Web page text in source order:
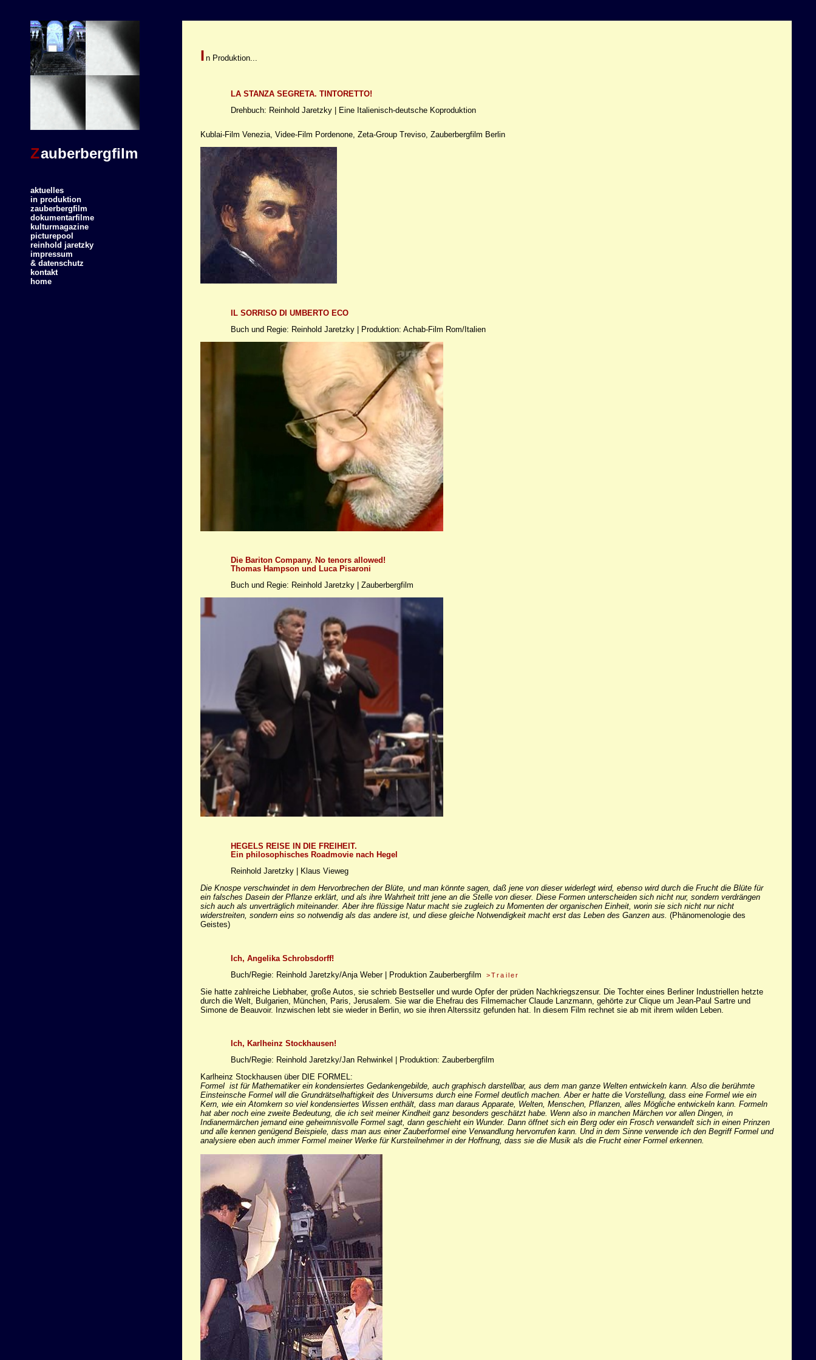
I n Produktion...
LA STANZA SEGRETA. TINTORETTO!
Drehbuch: Reinhold Jaretzky | Eine Italienisch-deutsche Koproduktion
Kublai-Film Venezia, Videe-Film Pordenone, Zeta-Group Treviso, Zauberbergfilm Berlin
IL SORRISO DI UMBERTO ECO
Buch und Regie: Reinhold Jaretzky | Produktion: Achab-Film Rom/Italien
Die Bariton Company. No tenors allowed!
Thomas Hampson und Luca Pisaroni
Buch und Regie: Reinhold Jaretzky | Zauberbergfilm
HEGELS REISE IN DIE FREIHEIT.
Ein philosophisches Roadmovie nach Hegel
Reinhold Jaretzky | Klaus Vieweg
Die Knospe verschwindet in dem Hervorbrechen der Blüte, und man könnte sagen, daß jene von dieser widerlegt wird, ebenso wird durch die Frucht die Blüte für
ein falsches Dasein der Pflanze erklärt, und als ihre Wahrheit tritt jene an die Stelle von dieser. Diese Formen unterscheiden sich nicht nur, sondern verdrängen
sich auch als unverträglich miteinander. Aber ihre flüssige Natur macht sie zugleich zu Momenten der organischen Einheit, worin sie sich nicht nur nicht
widerstreiten, sondern eins so notwendig als das andere ist, und diese gleiche Notwendigkeit macht erst das Leben des Ganzen aus. (Phänomenologie des
Geistes)
Ich, Angelika Schrobsdorff!
Buch/Regie: Reinhold Jaretzky/Anja Weber | Produktion Zauberbergfilm
>Trailer
Sie hatte zahlreiche Liebhaber, große Autos, sie schrieb Bestseller und wurde Opfer der prüden Nachkriegszensur. Die Tochter eines Berliner Industriellen hetzte
durch die Welt, Bulgarien, München, Paris, Jerusalem. Sie war die Ehefrau des Filmemacher Claude Lanzmann, gehörte zur Clique um Jean-Paul Sartre und
Simone de Beauvoir. Inzwischen lebt sie wieder in Berlin, wo sie ihren Alterssitz gefunden hat. In diesem Film rechnet sie ab mit ihrem wilden Leben.
Ich, Karlheinz Stockhausen!
Buch/Regie: Reinhold Jaretzky/Jan Rehwinkel | Produktion: Zauberbergfilm
Karlheinz Stockhausen über DIE FORMEL:
Formel ist für Mathematiker ein kondensiertes Gedankengebilde, auch graphisch darstellbar, aus dem man ganze Welten entwickeln kann. Also die berühmte
Einsteinsche Formel will die Grundrätselhaftigkeit des Universums durch eine Formel deutlich machen. Aber er hatte die Vorstellung, dass eine Formel wie ein
Kern, wie ein Atomkern so viel kondensiertes Wissen enthält, dass man daraus Apparate, Welten, Menschen, Pflanzen, alles Mögliche entwickeln kann. Formeln
hat aber noch eine zweite Bedeutung, die ich seit meiner Kindheit ganz besonders geschätzt habe. Wenn also in manchen Märchen vor allen Dingen, in
Indianermärchen jemand eine geheimnisvolle Formel sagt, dann geschieht ein Wunder. Dann öffnet sich ein Berg oder ein Frosch verwandelt sich in einen Prinzen
und alle kennen genügend Beispiele, dass man aus einer Zauberformel eine Verwandlung hervorrufen kann. Und in dem Sinne verwende ich den Begriff Formel und
analysiere eben auch immer Formel meiner Werke für Kursteilnehmer in der Hoffnung, dass sie die Musik als die Frucht einer Formel erkennen.
Zauberbergfilm
aktuelles
in produktion
zauberbergfilm
dokumentarfilme
kulturmagazine
picturepool
reinhold jaretzky
impressum
& datenschutz
kontakt
home